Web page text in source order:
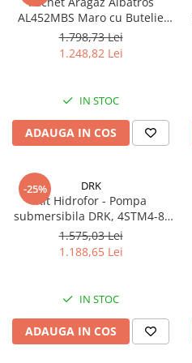
AL452MBS Maro cu Butelie
GPL 26L și Regulator Gaz – 4
Arzătoare pe Gaz, Cuptor pe
Gaz, Siguranță Plită + Cuptor,
Grătar Cuptor
1.798,73 Lei
1.248,82 Lei
IN STOC
ADAUGA IN COS
-25% DRK
Kit Hidrofor - Pompa
submersibila DRK, 4STM4-8,
putere 1.8 kW, debit 5m3/h, 8
turbine + Vas de expansiune
100 L, racord 5 cai, supapa de
1.575,03 Lei
1.188,65 Lei
IN STOC
ADAUGA IN COS